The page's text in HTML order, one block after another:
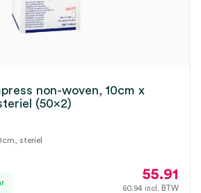
non-woven, 10cm x
(50×2)
steriel
55.91
60.94 incl. BTW